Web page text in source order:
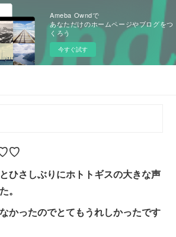
Ameba Owndで
あなただけのホームページやブログをつ
くろう
今すぐ試す
ひさしぶりにホトトギスの大きな声
。
かったのでとてもうれしかったです